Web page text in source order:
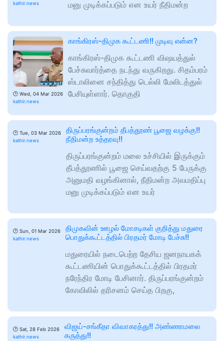
kathir.news
மனு முடிக்கப்படும் என உயர் நீதிமன்ற
🕑 Wed, 04 Mar 2026
kathir.news
காங்கிரஸ்-திமுக கூட்டணி!! முடிவு என்ன?
காங்கிரஸ்-திமுக கூட்டணி விஷயத்துல்
பேச்சுவார்த்தை நடந்து வருகிறது. சிதம்பரம்
ஸ்டாலினை சந்தித்து டெல்லி மேலிடத்துல்
பேசியுள்ளார். தொகுதி
🕑 Tue, 03 Mar 2026
kathir.news
திருப்பரங்குன்றம் தீபத்தூண் பூஜை வழக்கு!!
நீதிமன்ற உத்தரவு!!
திருப்பரங்குன்றம் மலை உச்சியில் இருக்கும்
தீபத்தூணில் பூஜை செய்வதற்கு 5 பேருக்கு
அனுமதி வழங்கினால், நீதிமன்ற அவமதிப்பு
மனு முடிக்கப்படும் என உயர்
🕑 Sun, 01 Mar 2026
kathir.news
திமுகவின் ஊழல் மோசடிகள் குறித்து மதுரை
பொதுக்கூட்டத்தில் பிரதமர் மோடி பேச்சு!!
மதுரையில் நடைபெற்ற தேசிய ஜனநாயகக்
கூட்டணியின் பொதுக்கூட்டத்தில் பிரதமர்
நரேந்திர மோடி பேசினார். திருப்பரங்குன்றம்
கோவிலில் தரிசனம் செய்த பிறகு,
🕑 Sat, 28 Feb 2026
kathir.news
விஜய்-சங்கீதா விவாகரத்து!! அண்ணாமலை
கருத்து!!